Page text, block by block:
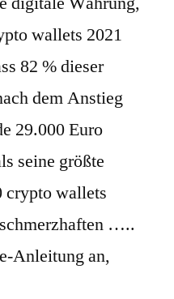
wallets 2021
82 % dieser
dem Anstieg
29.000 Euro
seine größte
crypto wallets
…..
Anleitung an,